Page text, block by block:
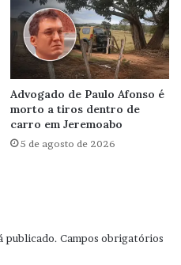
Advogado de Paulo Afonso é
morto a tiros dentro de
carro em Jeremoabo
5 de agosto de 2026
publicado. Campos obrigatórios